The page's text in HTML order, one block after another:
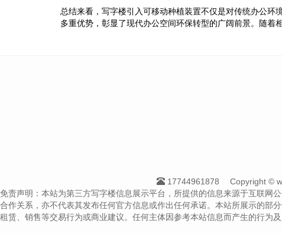
总结来看，写字楼引入可移动种植装置不仅是对传统办公
多重优势，彰显了现代办公空间环保转型的广阔前景。随着
17744961878
Copyright ©
免责声明：本站为第三方写字楼信息展示平台，所提供的信息来源于互联网
合作关系，亦不代表其发布任何官方信息或作出任何承诺。本站所展示的部
租赁、销售等交易行为或商业建议。任何主体因参考本站信息而产生的行为